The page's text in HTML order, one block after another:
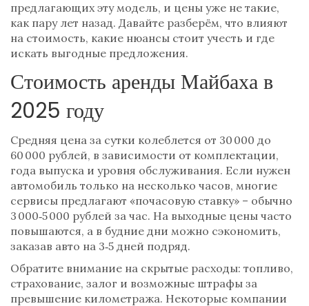
предлагающих эту модель, и цены уже не такие,
как пару лет назад. Давайте разберём, что влияют
на стоимость, какие нюансы стоит учесть и где
искать выгодные предложения.
Стоимость аренды Майбаха в
2025 году
Средняя цена за сутки колеблется от 30 000 до
60 000 рублей, в зависимости от комплектации,
года выпуска и уровня обслуживания. Если нужен
автомобиль только на несколько часов, многие
сервисы предлагают «почасовую ставку» – обычно
3 000‑5 000 рублей за час. На выходные цены часто
повышаются, а в будние дни можно сэкономить,
заказав авто на 3‑5 дней подряд.
Обратите внимание на скрытые расходы: топливо,
страхование, залог и возможные штрафы за
превышение километража. Некоторые компании